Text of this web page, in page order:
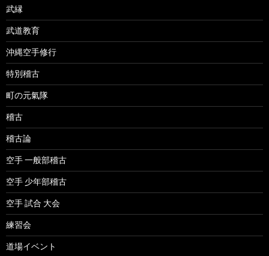
武縁
武道教育
沖縄空手修行
特別稽古
町の元氣隊
稽古
稽古論
空手 一般部稽古
空手 少年部稽古
空手 試合 大会
練習会
道場イベント